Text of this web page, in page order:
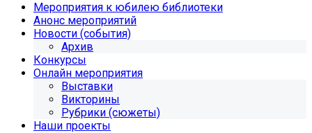
Мероприятия к юбилею библиотеки
Анонс мероприятий
Новости (события)
Архив
Конкурсы
Онлайн мероприятия
Выставки
Викторины
Рубрики (сюжеты)
Наши проекты